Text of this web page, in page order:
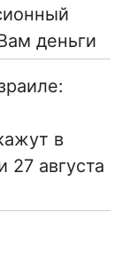
деньги
в
августа